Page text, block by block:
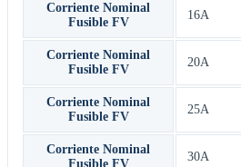
Corriente Nominal
Fusible FV
16A
Corriente Nominal
Fusible FV
20A
Corriente Nominal
Fusible FV
25A
Corriente Nominal
Fusible FV
30A